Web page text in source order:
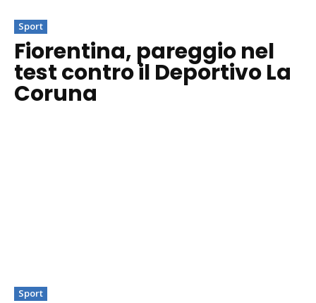
Sport
Fiorentina, pareggio nel
test contro il Deportivo La
Coruna
Sport